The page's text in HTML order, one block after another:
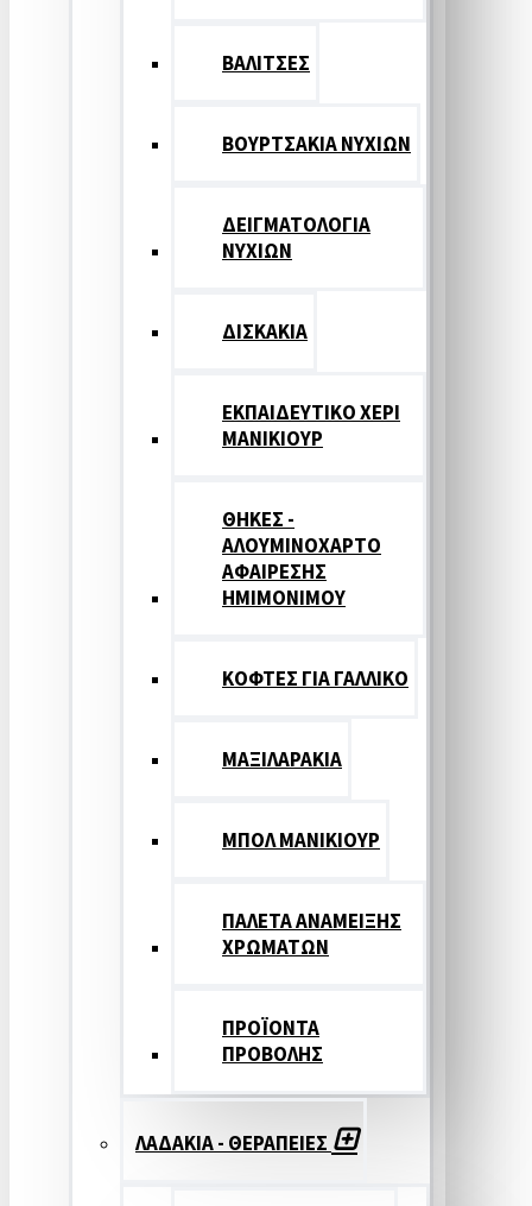
ΒΑΛΙΤΣΕΣ
ΒΟΥΡΤΣΑΚΙΑ ΝΥΧΙΩΝ
ΔΕΙΓΜΑΤΟΛΟΓΙΑ
ΝΥΧΙΩΝ
ΔΙΣΚΑΚΙΑ
ΕΚΠΑΙΔΕΥΤΙΚΟ ΧΕΡΙ
ΜΑΝΙΚΙΟΥΡ
ΘΗΚΕΣ -
ΑΛΟΥΜΙΝΟΧΑΡΤΟ
ΑΦΑΙΡΕΣΗΣ
ΗΜΙΜΟΝΙΜΟΥ
ΚΟΦΤΕΣ ΓΙΑ ΓΑΛΛΙΚΟ
ΜΑΞΙΛΑΡΑΚΙΑ
ΜΠΟΛ ΜΑΝΙΚΙΟΥΡ
ΠΑΛΕΤΑ ΑΝΑΜΕΙΞΗΣ
ΧΡΩΜΑΤΩΝ
ΠΡΟΪΟΝΤΑ
ΠΡΟΒΟΛΗΣ
ΛΑΔΑΚΙΑ - ΘΕΡΑΠΕΙΕΣ